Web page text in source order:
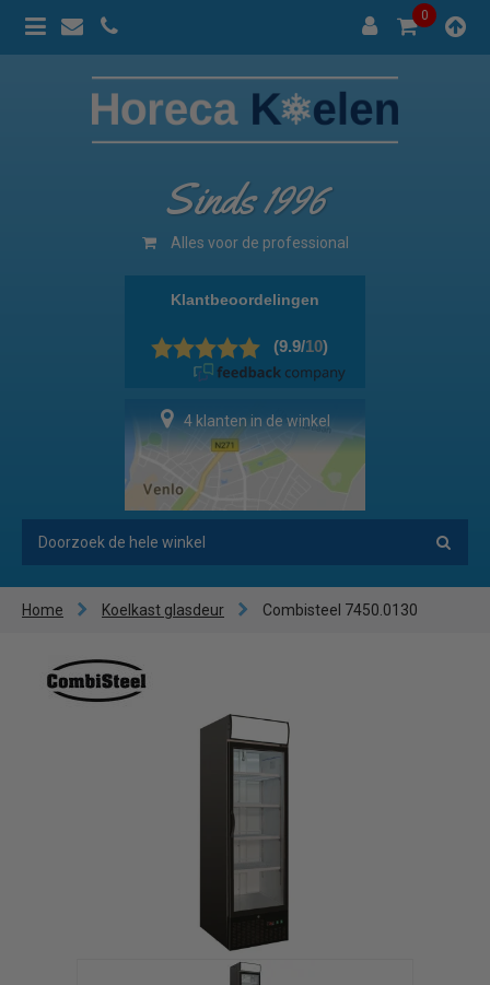
0
Sinds 1996
Alles voor de professional
4 klanten in de winkel
Home Koelkast glasdeur Combisteel 7450.0130